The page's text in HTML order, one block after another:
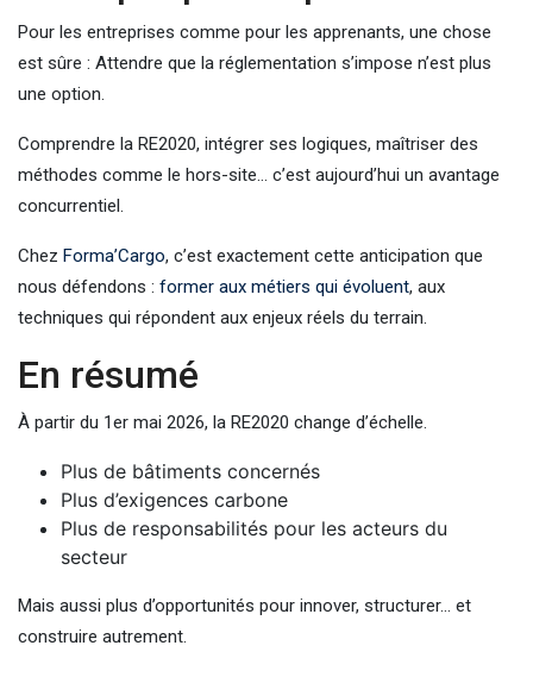
Pour les entreprises comme pour les apprenants, une chose
est sûre : Attendre que la réglementation s’impose n’est plus
une option.
Comprendre la RE2020, intégrer ses logiques, maîtriser des
méthodes comme le hors-site… c’est aujourd’hui un avantage
concurrentiel.
Chez Forma’Cargo, c’est exactement cette anticipation que
nous défendons : former aux métiers qui évoluent, aux
techniques qui répondent aux enjeux réels du terrain.
En résumé
À partir du 1er mai 2026, la RE2020 change d’échelle.
Plus de bâtiments concernés
Plus d’exigences carbone
Plus de responsabilités pour les acteurs du
secteur
Mais aussi plus d’opportunités pour innover, structurer… et
construire autrement.